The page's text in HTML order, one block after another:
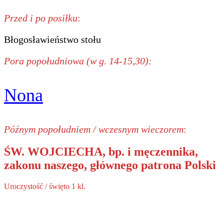
Przed i po posiłku:
Błogosławieństwo stołu
Pora popołudniowa (w g. 14-15,30):
Nona
Późnym popołudniem / wczesnym wieczorem:
ŚW. WOJCIECHA, bp. i męczennika,
zakonu naszego, głównego patrona Polski
Uroczystość / święto 1 kl.